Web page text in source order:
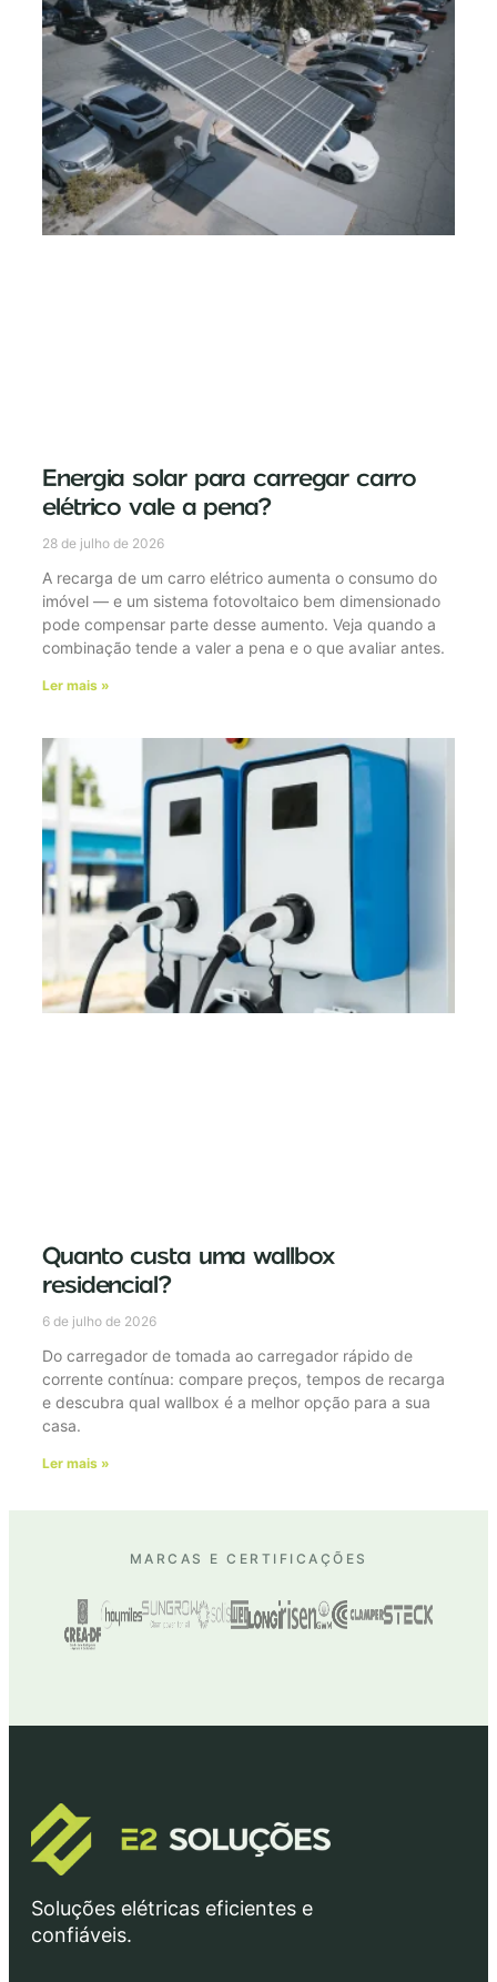
Energia solar para carregar carro
elétrico vale a pena?
28 de julho de 2026
A recarga de um carro elétrico aumenta o consumo do
imóvel — e um sistema fotovoltaico bem dimensionado
pode compensar parte desse aumento. Veja quando a
combinação tende a valer a pena e o que avaliar antes.
Ler mais »
Quanto custa uma wallbox
residencial?
6 de julho de 2026
Do carregador de tomada ao carregador rápido de
corrente contínua: compare preços, tempos de recarga
e descubra qual wallbox é a melhor opção para a sua
casa.
Ler mais »
MARCAS E CERTIFICAÇÕES
Soluções elétricas eficientes e
confiáveis.